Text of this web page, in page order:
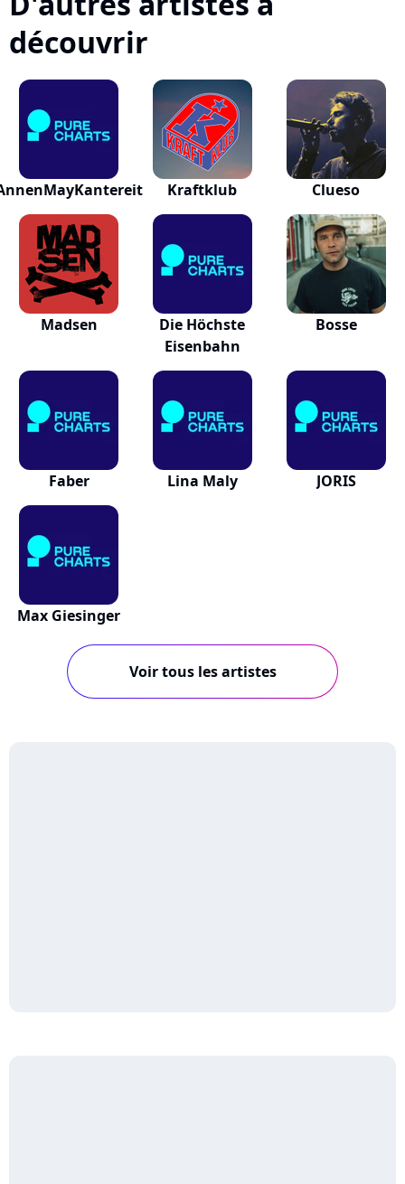
découvrir
Kraftklub Clueso
Madsen
Die Höchste
Eisenbahn
Bosse
Faber Lina Maly JORIS
Max Giesinger
Voir tous les artistes